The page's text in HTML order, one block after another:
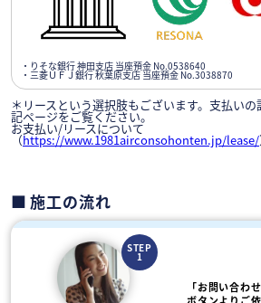
・りそな銀行 神田支店 当座預金 No.0538640
・三菱ＵＦＪ銀行 秋葉原支店 当座預金 No.3038870
＊リースという選択肢もございます。支払い
記ページをご覧ください。
お支払い/リースについて
（https://www.1981airconsohonten.jp/lease/
施工の流れ
STEP
1
「お問い合わ
ボタンよりご